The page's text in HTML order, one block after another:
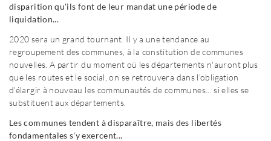
disparition qu'ils font de leur mandat une période de
liquidation...
2020 sera un grand tournant. Il y a une tendance au
regroupement des communes, à la constitution de communes
nouvelles. A partir du moment où les départements n'auront plus
que les routes et le social, on se retrouvera dans l'obligation
d'élargir à nouveau les communautés de communes... si elles se
substituent aux départements.
Les communes tendent à disparaître, mais des libertés
fondamentales s'y exercent...